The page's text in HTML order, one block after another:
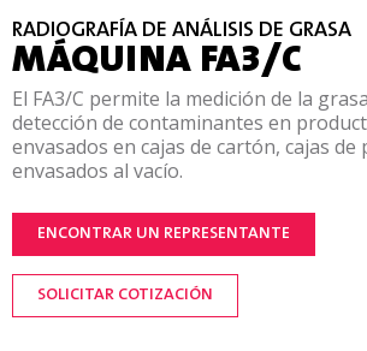
RADIOGRAFÍA DE ANÁLISIS DE GRASA
MÁQUINA FA3/C
El FA3/C permite la medición de la
detección de contaminantes en
envasados en cajas de cartón, cajas de
envasados al vacío.
ENCONTRAR UN REPRESENTANTE
SOLICITAR COTIZACIÓN